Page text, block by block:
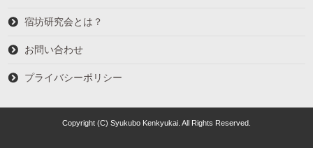
宿坊研究会とは？
お問い合わせ
プライバシーポリシー
Copyright (C) Syukubo Kenkyukai. All Rights Reserved.